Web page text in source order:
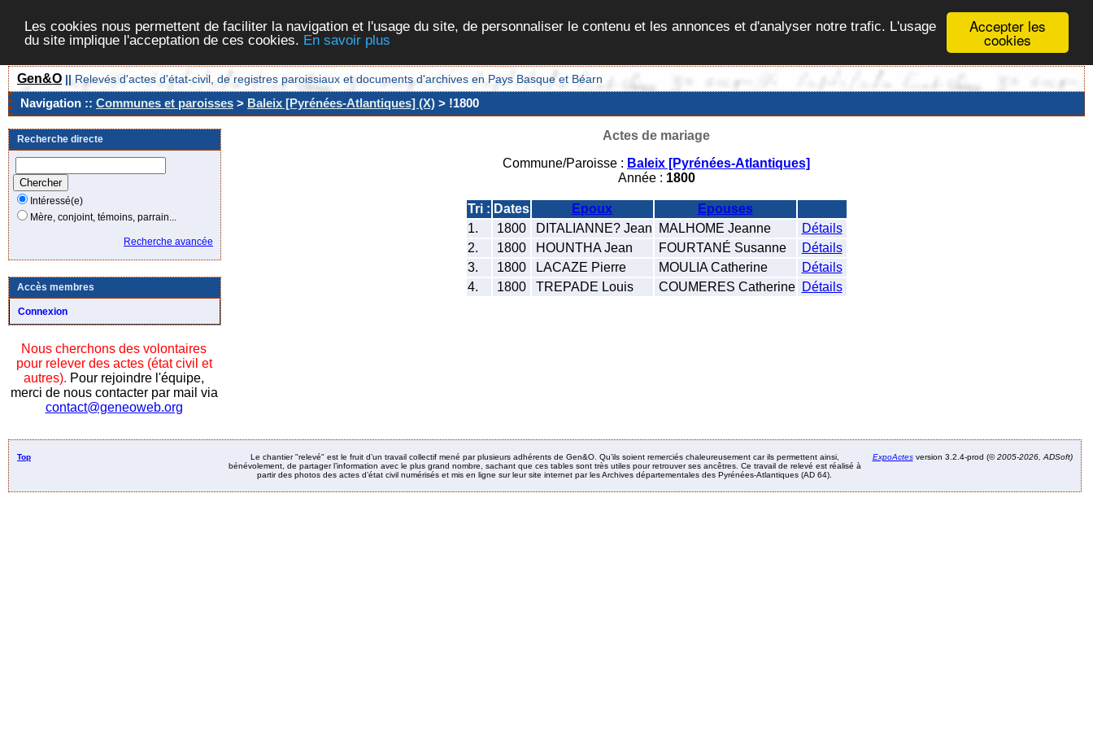
Accepter les
cookies
Les cookies nous permettent de faciliter la navigation et l'usage du site, de personnaliser le contenu et les annonces et d'analyser notre trafic. L'usage
du site implique l'acceptation de ces cookies. En savoir plus
Gen&O || Relevés d'actes d'état-civil, de registres paroissiaux et documents d'archives en Pays Basque et Béarn
Navigation :: Communes et paroisses > Baleix [Pyrénées-Atlantiques] (X) > !1800
Recherche directe
Intéressé(e)
Mère, conjoint, témoins, parrain...
Recherche avancée
Accès membres
Connexion
Nous cherchons des volontaires
pour relever des actes (état civil et
autres). Pour rejoindre l'équipe,
merci de nous contacter par mail via
contact@geneoweb.org
Actes de mariage
Commune/Paroisse : Baleix [Pyrénées-Atlantiques]
Année : 1800
Tri : Dates Epoux
Epouses
1.
1800 DITALIANNE? Jean MALHOME Jeanne
Détails
2.
1800 HOUNTHA Jean FOURTANÉ Susanne
Détails
3.
1800 LACAZE Pierre MOULIA Catherine
Détails
4.
1800 TREPADE Louis COUMERES Catherine Détails
Top
Le chantier "relevé" est le fruit d’un travail collectif mené par plusieurs adhérents de Gen&O. Qu’ils soient remerciés chaleureusement car ils permettent ainsi,
bénévolement, de partager l’information avec le plus grand nombre, sachant que ces tables sont très utiles pour retrouver ses ancêtres. Ce travail de relevé est réalisé à
partir des photos des actes d’état civil numérisés et mis en ligne sur leur site internet par les Archives départementales des Pyrénées-Atlantiques (AD 64).
ExpoActesversion 3.2.4-prod (©2005-2026, ADSoft)